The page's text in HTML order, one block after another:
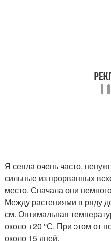
Я сеяла очень часто,
сильные из прорванных
место. Сначала они
Между растениями в ряду
см. Оптимальная
около +20 °С. При этом от
около 15 дней.